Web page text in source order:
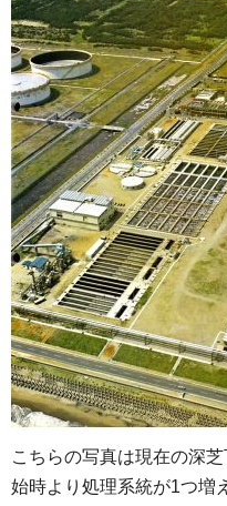
こちらの写真は現在の深
始時より処理系統が1つ増